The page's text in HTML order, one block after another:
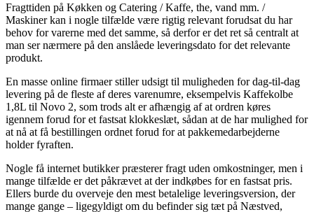
Fragttiden på Køkken og Catering / Kaffe, the, vand mm. /
Maskiner kan i nogle tilfælde være rigtig relevant forudsat du har
behov for varerne med det samme, så derfor er det ret så centralt at
man ser nærmere på den anslåede leveringsdato for det relevante
produkt.
En masse online firmaer stiller udsigt til muligheden for dag-til-dag
levering på de fleste af deres varenumre, eksempelvis Kaffekolbe
1,8L til Novo 2, som trods alt er afhængig af at ordren køres
igennem forud for et fastsat klokkeslæt, sådan at de har mulighed for
at nå at få bestillingen ordnet forud for at pakkemedarbejderne
holder fyraften.
Nogle få internet butikker præsterer fragt uden omkostninger, men i
mange tilfælde er det påkrævet at der indkøbes for en fastsat pris.
Ellers burde du overveje den mest betalelige leveringsversion, der
mange gange – ligegyldigt om du befinder sig tæt på Næstved,